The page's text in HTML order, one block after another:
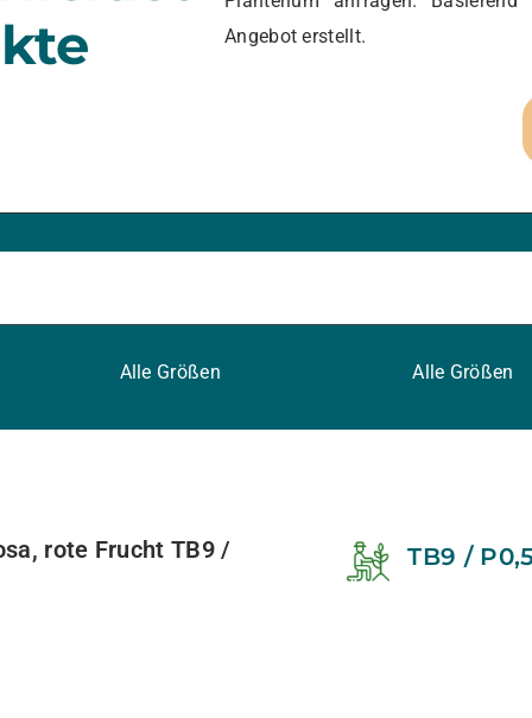
Angebot erstellt.
Alle Größen Alle Größen
rote Frucht TB9 / TB9 / P0,5